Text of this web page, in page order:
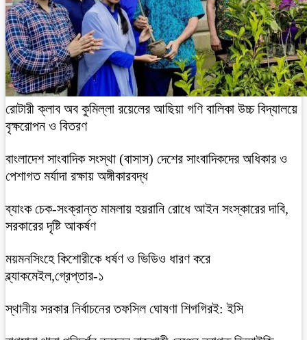
রোটারী ক্লাব অব কুমিল্লা রয়েলের আছিয়া গণি বালিকা উচ্চ বিদ্যালয়ে
বৃক্ষরোপন ও বিতরণ
বাংলাদেশ সাংবাদিক সংস্থা (বাসাস) দেশের সাংবাদিকদের অধিকার ও
পেশাগত মর্যাদা রক্ষায় অঙ্গীকারবদ্ধ
ব্যাংক চেক-সংক্রান্ত মামলায় হয়রানি রোধে আইন সংস্কারের দাবি,
সরকারের দৃষ্টি আকর্ষণ
ময়মনসিংহে কিশোরীকে ধর্ষণ ও ভিডিও ধারণ করে
ব্ল্যাকমেইল,গ্রেপ্তার-১
স্থানীয় সরকার নির্বাচনের তফসিল ঘোষণা শিগগিরই: ইসি